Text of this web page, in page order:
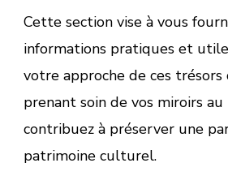
Cette section vise à vous
informations pratiques et
votre approche de ces trésors
prenant soin de vos miroirs
contribuez à préserver une
patrimoine culturel.